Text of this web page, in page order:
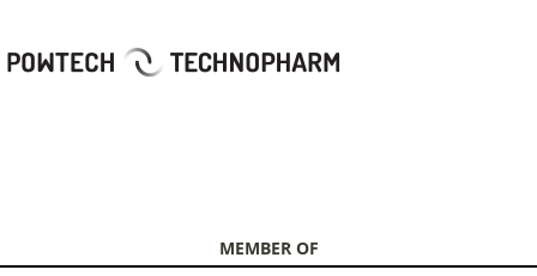
MEMBER OF